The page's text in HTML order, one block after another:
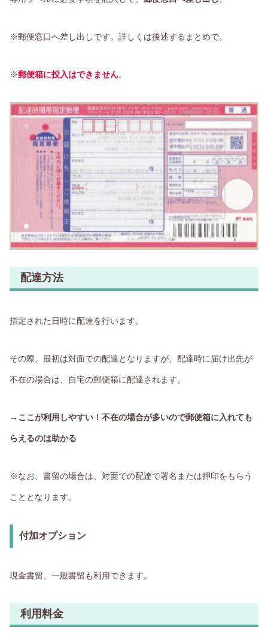
※郵便窓口へ差し出しです。詳しくは後述するまとめで。
※郵便箱に投入はできません。
配達方法
指定された日時に配達を行います。
その際、最初は対面での配達となりますが、配達時に届け出先が
不在の場合は、自宅の郵便箱に配達されます。
→ここが利用しやすい！不在の場合が多いので郵便箱に入れても
らえるのは助かる
※なお、書留の場合は、対面での配達で署名または押印をもらう
こととなります。
付加オプション
現金書留、一般書留も利用できます。
利用料金